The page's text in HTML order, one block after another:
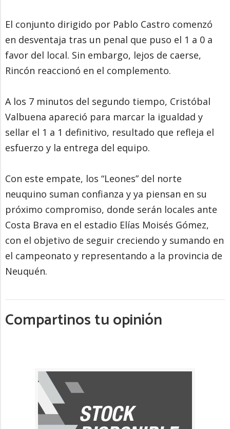
El conjunto dirigido por Pablo Castro comenzó
en desventaja tras un penal que puso el 1 a 0 a
favor del local. Sin embargo, lejos de caerse,
Rincón reaccionó en el complemento.
A los 7 minutos del segundo tiempo, Cristóbal
Valbuena apareció para marcar la igualdad y
sellar el 1 a 1 definitivo, resultado que refleja el
esfuerzo y la entrega del equipo.
Con este empate, los “Leones” del norte
neuquino suman confianza y ya piensan en su
próximo compromiso, donde serán locales ante
Costa Brava en el estadio Elías Moisés Gómez,
con el objetivo de seguir creciendo y sumando en
el campeonato y representando a la provincia de
Neuquén.
Compartinos tu opinión